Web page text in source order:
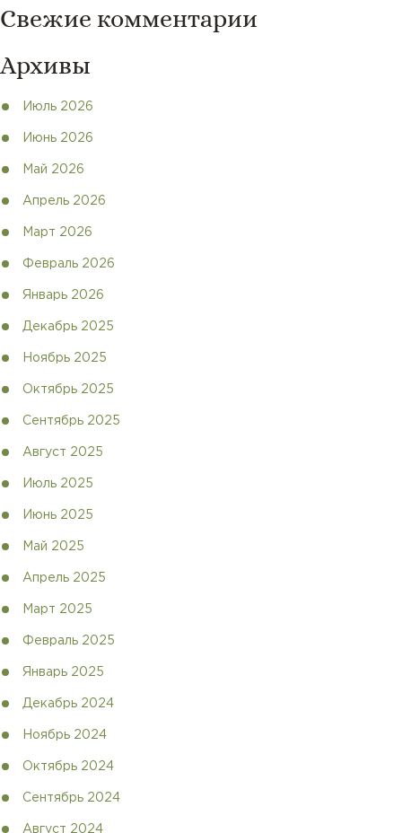
Свежие комментарии
Архивы
Июль 2026
Июнь 2026
Май 2026
Апрель 2026
Март 2026
Февраль 2026
Январь 2026
Декабрь 2025
Ноябрь 2025
Октябрь 2025
Сентябрь 2025
Август 2025
Июль 2025
Июнь 2025
Май 2025
Апрель 2025
Март 2025
Февраль 2025
Январь 2025
Декабрь 2024
Ноябрь 2024
Октябрь 2024
Сентябрь 2024
Август 2024